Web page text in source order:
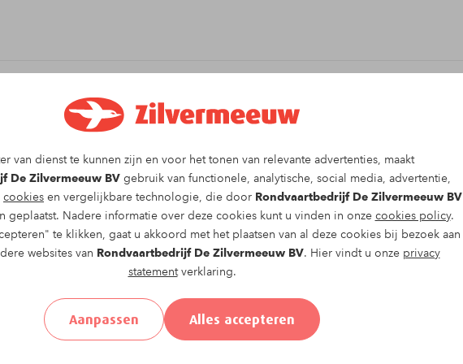
van dienst te kunnen zijn en voor het tonen van relevante advertenties, maakt
De Zilvermeeuw BV gebruik van functionele, analytische, social media, advertentie,
cookies en vergelijkbare technologie, die door Rondvaartbedrijf De Zilvermeeuw BV
geplaatst. Nadere informatie over deze cookies kunt u vinden in onze cookies policy.
te klikken, gaat u akkoord met het plaatsen van al deze cookies bij bezoek aan
websites van Rondvaartbedrijf De Zilvermeeuw BV. Hier vindt u onze privacy
statementverklaring.
Aanpassen Alles accepteren
arrangement!
vaartocht op donderdag 11-06-2026om
Achternaam*